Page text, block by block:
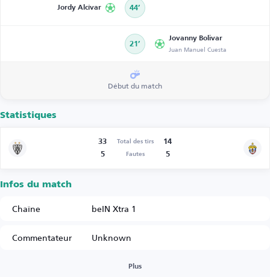
Jordy Alcívar 44’
21’
Jovanny Bolivar
Juan Manuel Cuesta
Début du match
Statistiques
33 Total des tirs
14
5
Fautes 5
Infos du match
Chaîne
beIN Xtra 1
Commentateur
Unknown
Plus